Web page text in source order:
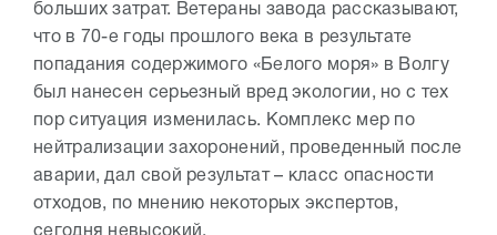
больших затрат. Ветераны завода рассказывают,
что в 70-е годы прошлого века в результате
попадания содержимого «Белого моря» в Волгу
был нанесен серьезный вред экологии, но с тех
пор ситуация изменилась. Комплекс мер по
нейтрализации захоронений, проведенный после
аварии, дал свой результат – класс опасности
отходов, по мнению некоторых экспертов,